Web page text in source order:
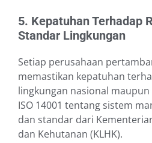
5. Kepatuhan Terhadap
Standar Lingkungan
Setiap perusahaan
memastikan kepatuhan
lingkungan nasional
ISO 14001 tentang sistem
dan standar dari
dan Kehutanan (KLHK).